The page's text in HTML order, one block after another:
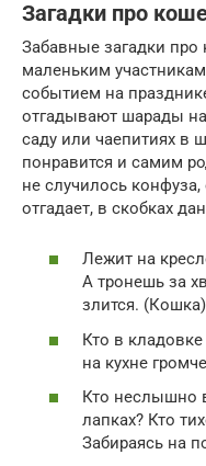
Загадки про
Забавные загадки
маленьким
событием на
отгадывают шарады
саду или чаепитиях в
понравится и самим
не случилось
отгадает, в скобках
Лежит на
А тронешь за
злится. (Кошка)
Кто в
на кухне
Кто неслышно
лапках? Кто
Забираясь на